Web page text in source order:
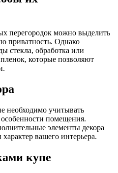
перегородок можно выделить
приватность. Однако
стекла, обработка или
которые позволяют
необходимо учитывать
помещения.
элементы декора
вашего интерьера.
купе